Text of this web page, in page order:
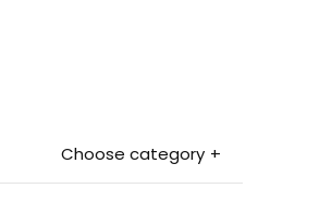
Choose category